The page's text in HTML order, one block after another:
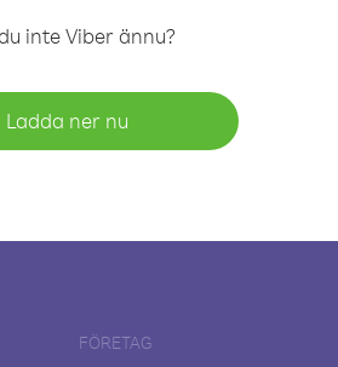
inte Viber ännu?
Ladda ner nu
FÖRETAG